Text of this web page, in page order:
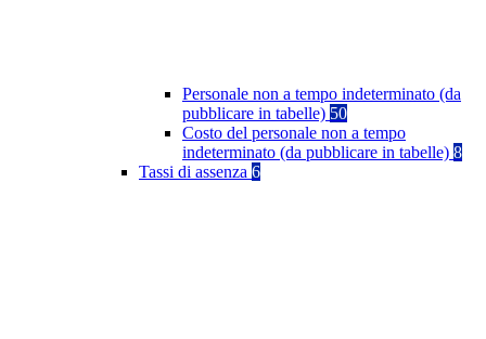
Personale non a tempo indeterminato (da
pubblicare in tabelle) 50
Costo del personale non a tempo
indeterminato (da pubblicare in tabelle) 8
Tassi di assenza 6